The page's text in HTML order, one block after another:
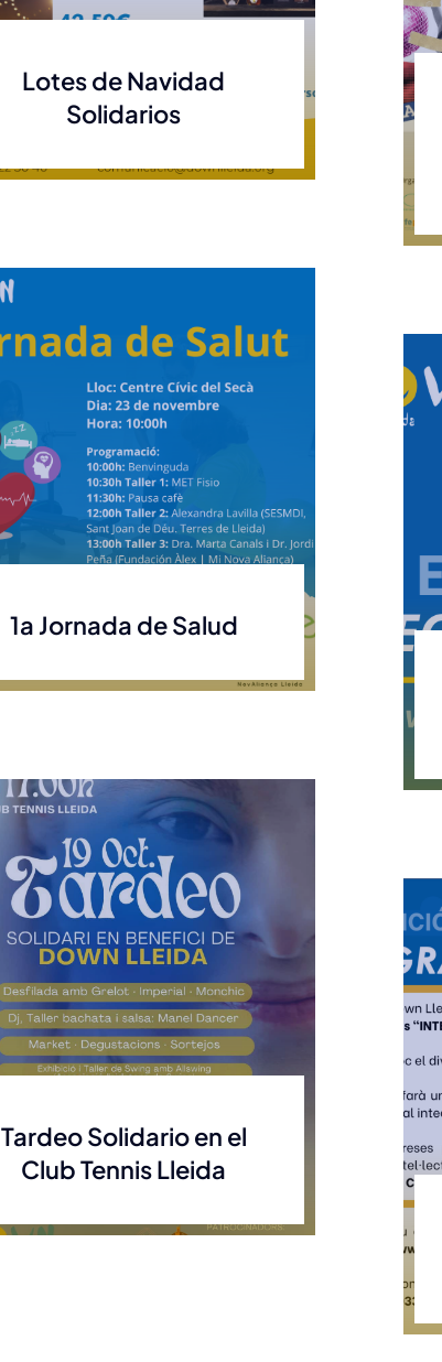
Lotes de Navidad
Solidarios
1a Jornada de Salud
Tardeo Solidario en el
Club Tennis Lleida